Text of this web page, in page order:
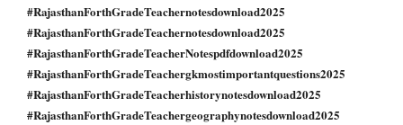
#RajasthanForthGradeTeachernotesdownload2025
#RajasthanForthGradeTeachernotesdownload2025
#RajasthanForthGradeTeacherNotespdfdownload2025
#RajasthanForthGradeTeachergkmostimportantquestions2025
#RajasthanForthGradeTeacherhistorynotesdownload2025
#RajasthanForthGradeTeachergeographynotesdownload2025